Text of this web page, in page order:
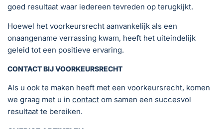
goed resultaat waar iedereen tevreden op terugkijkt.
Hoewel het voorkeursrecht aanvankelijk als een
onaangename verrassing kwam, heeft het uiteindelijk
geleid tot een positieve ervaring.
CONTACT BIJ VOORKEURSRECHT
Als u ook te maken heeft met een voorkeursrecht, komen
we graag met u in contact om samen een succesvol
resultaat te bereiken.